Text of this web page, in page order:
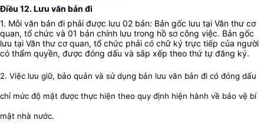
Điều 12. Lưu văn bản đi
1. Mỗi văn bản đi phải được lưu 02 bản: Bản gốc lưu tại Văn thư cơ
quan, tổ chức và 01 bản chính lưu trong hồ sơ công việc. Bản gốc
lưu tại Văn thư cơ quan, tổ chức phải có chữ ký trực tiếp của người
có thẩm quyền, được đóng dấu và sắp xếp theo thứ tự đăng ký.
2. Việc lưu giữ, bảo quản và sử dụng bản lưu văn bản đi có đóng dấu
chỉ mức độ mật được thực hiện theo quy định hiện hành về bảo vệ bí
mật nhà nước.